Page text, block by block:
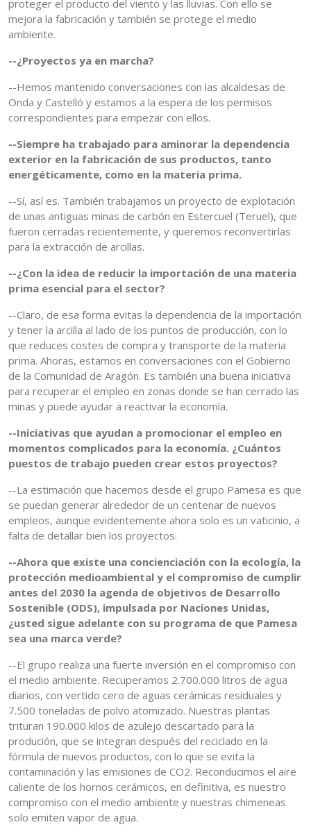
proteger el producto del viento y las lluvias. Con ello se
mejora la fabricación y también se protege el medio
ambiente.
--¿Proyectos ya en marcha?
--Hemos mantenido conversaciones con las alcaldesas de
Onda y Castelló y estamos a la espera de los permisos
correspondientes para empezar con ellos.
--Siempre ha trabajado para aminorar la dependencia
exterior en la fabricación de sus productos, tanto
energéticamente, como en la materia prima.
--Sí, así es. También trabajamos un proyecto de explotación
de unas antiguas minas de carbón en Estercuel (Teruel), que
fueron cerradas recientemente, y queremos reconvertirlas
para la extracción de arcillas.
--¿Con la idea de reducir la importación de una materia
prima esencial para el sector?
--Claro, de esa forma evitas la dependencia de la importación
y tener la arcilla al lado de los puntos de producción, con lo
que reduces costes de compra y transporte de la materia
prima. Ahoras, estamos en conversaciones con el Gobierno
de la Comunidad de Aragón. Es también una buena iniciativa
para recuperar el empleo en zonas donde se han cerrado las
minas y puede ayudar a reactivar la economía.
--Iniciativas que ayudan a promocionar el empleo en
momentos complicados para la economía. ¿Cuántos
puestos de trabajo pueden crear estos proyectos?
--La estimación que hacemos desde el grupo Pamesa es que
se puedan generar alrededor de un centenar de nuevos
empleos, aunque evidentemente ahora solo es un vaticinio, a
falta de detallar bien los proyectos.
--Ahora que existe una concienciación con la ecología, la
protección medioambiental y el compromiso de cumplir
antes del 2030 la agenda de objetivos de Desarrollo
Sostenible (ODS), impulsada por Naciones Unidas,
¿usted sigue adelante con su programa de que Pamesa
sea una marca verde?
--El grupo realiza una fuerte inversión en el compromiso con
el medio ambiente. Recuperamos 2.700.000 litros de agua
diarios, con vertido cero de aguas cerámicas residuales y
7.500 toneladas de polvo atomizado. Nuestras plantas
trituran 190.000 kilos de azulejo descartado para la
produción, que se integran después del reciclado en la
fórmula de nuevos productos, con lo que se evita la
contaminación y las emisiones de CO2. Reconducimos el aire
caliente de los hornos cerámicos, en definitiva, es nuestro
compromiso con el medio ambiente y nuestras chimeneas
solo emiten vapor de agua.